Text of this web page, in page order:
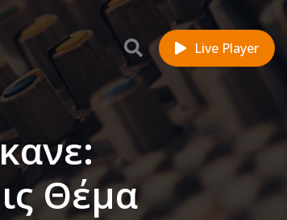
Live Player
Θέμα